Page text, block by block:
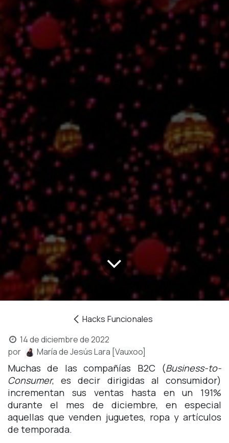
Hacks Funcionales
14 de diciembre de 2022
por
María de Jesús Lara [Vauxoo]
Muchas de las compañías B2C (Business-to-
Consumer, es decir dirigidas al consumidor)
incrementan sus ventas hasta en un 191%
durante el mes de diciembre, en especial
aquellas que venden juguetes, ropa y artículos
de temporada.